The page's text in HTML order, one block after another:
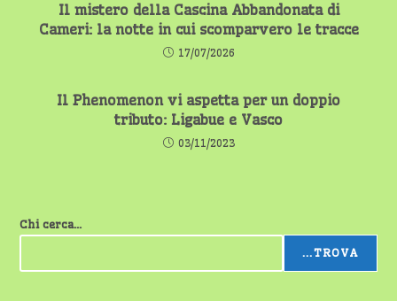
Il mistero della Cascina Abbandonata di
Cameri: la notte in cui scomparvero le tracce
17/07/2026
Il Phenomenon vi aspetta per un doppio
tributo: Ligabue e Vasco
03/11/2023
Chi cerca...
...TROVA